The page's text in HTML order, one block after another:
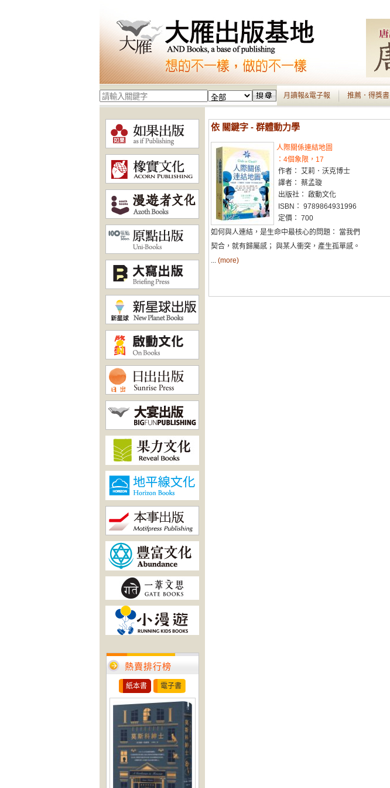
月讀報&電子報 推薦．得獎書
熱賣排行榜
紙本書 電子書
依 關鍵字 - 群體動力學
人際關係連結地圖
：4個象限，17
作者： 艾莉．沃克博士
譯者： 蔡孟璇
出版社： 啟動文化
ISBN： 9789864931996
定價： 700
如何與人連結，是生命中最核心的問題： 當我們
契合，就有歸屬感； 與某人衝突，產生孤單感。
... (more)